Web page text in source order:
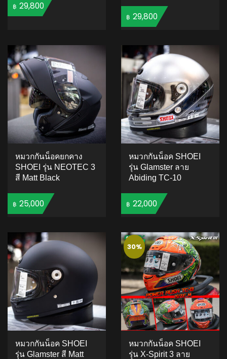
฿ 29,800
฿ 29,800
หมวกกันน็อคยกคาง
SHOEI รุ่น NEOTEC 3
สี Matt Black
฿ 25,000
หมวกกันน็อค SHOEI
รุ่น Glamster ลาย
Abiding TC-10
฿ 22,000
หมวกกันน็อค SHOEI
รุ่น Glamster สี Matt
30%
หมวกกันน็อค SHOEI
รุ่น X-Spirit 3 ลาย